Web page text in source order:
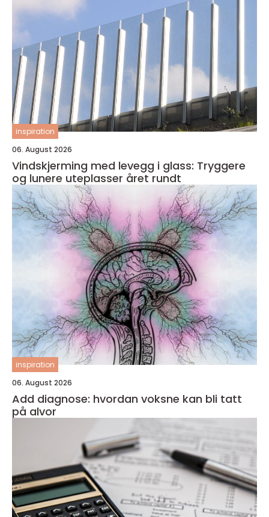
inspiration
06. August 2026
Vindskjerming med levegg i glass: Tryggere
og lunere uteplasser året rundt
inspiration
06. August 2026
Add diagnose: hvordan voksne kan bli tatt
på alvor